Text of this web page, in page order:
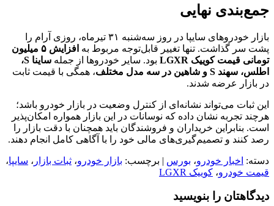
جمع‌بندی نهایی
بازار خودروهای سایپا در روز سه‌شنبه ۳۱ تیرماه، روزی آرام را
پشت سر گذاشت. تنها تغییر قابل‌توجه مربوط به
افزایش ۵ میلیون
تومانی قیمت کوییک LGXR
بود. سایر خودروها از جمله
ساینا S،
اطلس، سهند S و شاهین در سه مدل مختلف
، همگی با قیمت ثابت
در بازار عرضه شدند.
این ثبات می‌تواند نشانه‌ای از کنترل وضعیت در بازار خودرو باشد؛
هرچند تجربه نشان داده که نوسانات در این بازار همواره امکان‌پذیر
است. بنابراین خریداران و فروشندگان باید همچنان با دقت بازار را
رصد کنند و تصمیم‌گیری‌های مالی خود را با آگاهی کامل انجام دهند.
دسته: اخبار خودرو، بورس | برچسب: بازار خودرو، ثبات بازار ، سایپا،
قیمت خودرو، کوییک LGXR
دیدگاهتان را بنویسید